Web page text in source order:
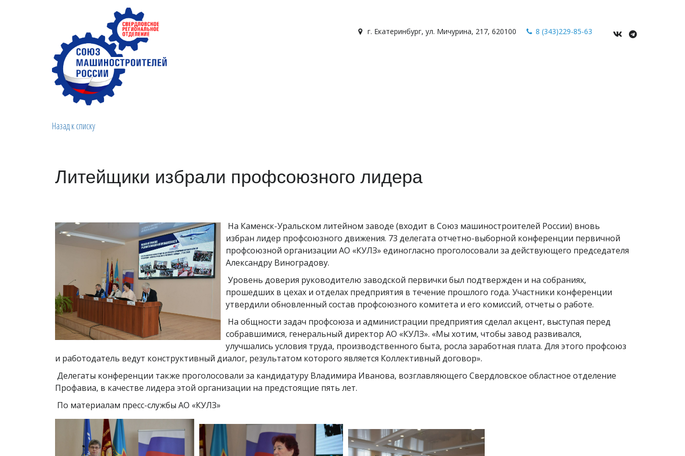
8 (343)229-85-63
г. Екатеринбург, ул. Мичурина, 217, 620100
Назад к списку
Литейщики избрали профсоюзного лидера
На Каменск-Уральском литейном заводе (входит в Союз машиностроителей России) вновь
избран лидер профсоюзного движения. 73 делегата отчетно-выборной конференции первичной
профсоюзной организации АО «КУЛЗ» единогласно проголосовали за действующего председателя
Александру Виноградову.
Уровень доверия руководителю заводской первички был подтвержден и на собраниях,
прошедших в цехах и отделах предприятия в течение прошлого года. Участники конференции
утвердили обновленный состав профсоюзного комитета и его комиссий, отчеты о работе.
На общности задач профсоюза и администрации предприятия сделал акцент, выступая перед
собравшимися, генеральный директор АО «КУЛЗ». «Мы хотим, чтобы завод развивался,
улучшались условия труда, производственного быта, росла заработная плата. Для этого профсоюз
и работодатель ведут конструктивный диалог, результатом которого является Коллективный договор».
Делегаты конференции также проголосовали за кандидатуру Владимира Иванова, возглавляющего Свердловское областное отделение
Профавиа, в качестве лидера этой организации на предстоящие пять лет.
По материалам пресс-службы АО «КУЛЗ»